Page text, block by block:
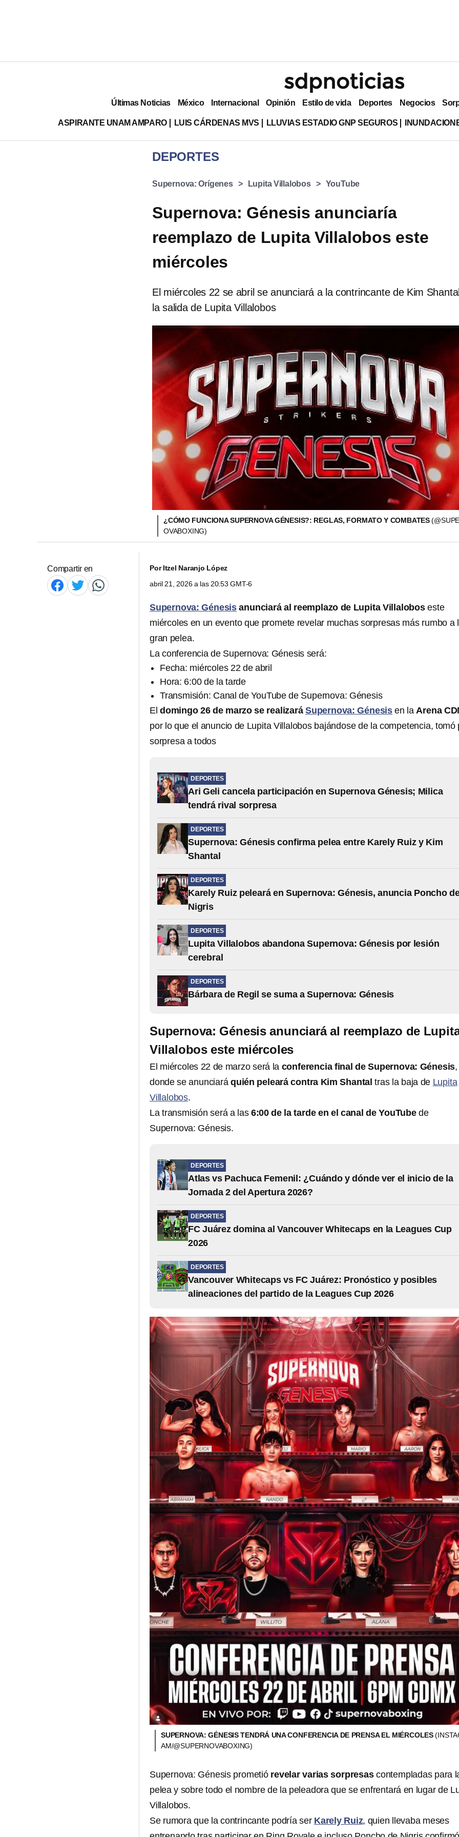
Últimas Noticias México Internacional Opinión Estilo de vida Deportes Negocios
ASPIRANTE UNAM AMPARO LUIS CÁRDENAS MVS LLUVIAS ESTADIO GNP SEGUROS
DEPORTES
Supernova: Orígenes Lupita Villalobos YouTube
Supernova: Génesis anunciaría
reemplazo de Lupita Villalobos este
miércoles
El miércoles 22 se abril se anunciará a la contrincante de Kim
la salida de Lupita Villalobos
¿CÓMO FUNCIONA SUPERNOVA GÉNESIS?: REGLAS, FORMATO Y COMBATES
OVABOXING)
Compartir en PorItzel Naranjo López
abril 21, 2026 a las 20:53 GMT-6
Supernova: Génesis anunciará al reemplazo de Lupita Villaloboseste
miércoles en un evento que promete revelar muchas sorpresas más rumbo a
gran pelea.
La conferencia de Supernova: Génesis será:
Fecha: miércoles 22 de abril
Hora: 6:00 de la tarde
Transmisión: Canal de YouTube de Supernova: Génesis
El domingo 26 de marzo se realizará Supernova: Génesis en laArena
por lo que el anuncio de Lupita Villalobos bajándose de la competencia, tomó
sorpresa a todos
DEPORTES
Ari Geli cancela participación en Supernova Génesis; Milica
tendrá rival sorpresa
DEPORTES
Supernova: Génesis confirma pelea entre Karely Ruiz y Kim
Shantal
DEPORTES
Karely Ruiz peleará en Supernova: Génesis, anuncia Poncho
Nigris
DEPORTES
Lupita Villalobos abandona Supernova: Génesis por lesión
cerebral
DEPORTES
Bárbara de Regil se suma a Supernova: Génesis
Supernova: Génesis anunciará al reemplazo de
Villalobos este miércoles
El miércoles 22 de marzo será la conferencia final de Supernova: Génesis,
donde se anunciaráquién peleará contra Kim Shantal tras la baja de Lupita
Villalobos.
La transmisión será a las 6:00 de la tarde en el canal de YouTubede
Supernova: Génesis.
DEPORTES
Atlas vs Pachuca Femenil: ¿Cuándo y dónde ver el inicio de la
Jornada 2 del Apertura 2026?
DEPORTES
FC Juárez domina al Vancouver Whitecaps en la Leagues Cup
2026
DEPORTES
Vancouver Whitecaps vs FC Juárez: Pronóstico y posibles
alineaciones del partido de la Leagues Cup 2026
SUPERNOVA: GÉNESIS TENDRÁ UNA CONFERENCIA DE PRENSA EL MIÉRCOLES
AM/@SUPERNOVABOXING)
Supernova: Génesis prometió revelar varias sorpresascontempladas para
pelea y sobre todo el nombre de la peleadora que se enfrentará en lugar de
Villalobos.
Se rumora que la contrincante podría ser Karely Ruiz, quien llevaba meses